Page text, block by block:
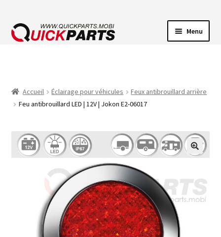
Menu
AVERTISSEUR SONORE
Accueil Éclairage pour véhicules
Feux antibrouillard arrière
Feu antibrouillard LED | 12V | Jokon E2-06017